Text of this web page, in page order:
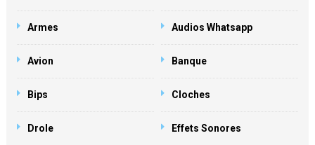
Armes Audios Whatsapp
Avion Banque
Bips Cloches
Drole Effets Sonores